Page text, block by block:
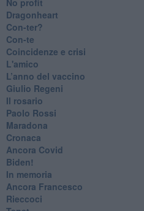
Dragonheart
Con-ter?
​Con-te
Coincidenze e crisi
L'amico
​L’anno del vaccino
Giulio Regeni
​Il rosario
Paolo Rossi
Maradona
Cronaca
​Ancora Covid
​Biden!
In memoria
​Ancora Francesco
Rieccoci